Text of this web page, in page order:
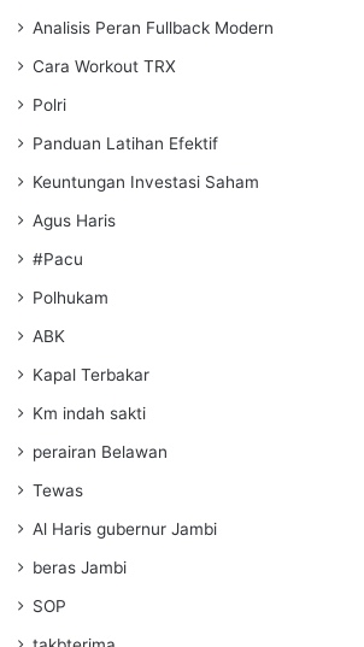
Analisis Peran Fullback Modern
Cara Workout TRX
Polri
Panduan Latihan Efektif
Keuntungan Investasi Saham
Agus Haris
#Pacu
Polhukam
ABK
Kapal Terbakar
Km indah sakti
perairan Belawan
Tewas
Al Haris gubernur Jambi
beras Jambi
SOP